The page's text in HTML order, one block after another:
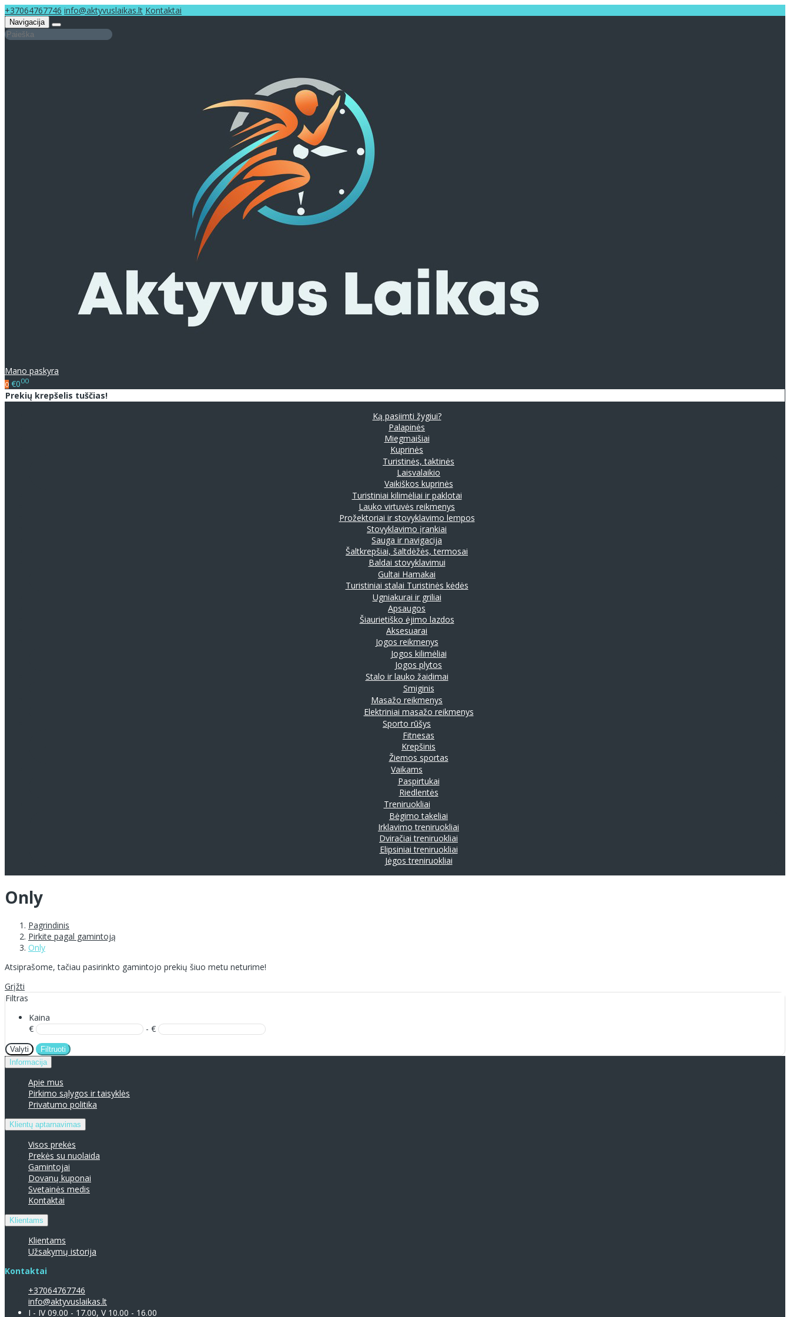
+37064767746 info@aktyvuslaikas.lt Kontaktai
Navigacija
Mano paskyra
0 €000
Prekių krepšelis tuščias!
Ką pasiimti žygiui?
Palapinės
Miegmaišiai
Kuprinės
Turistinės, taktinės
Laisvalaikio
Vaikiškos kuprinės
Turistiniai kilimėliai ir paklotai
Lauko virtuvės reikmenys
Prožektoriai ir stovyklavimo lempos
Stovyklavimo įrankiai
Sauga ir navigacija
Šaltkrepšiai, šaltdėžės, termosai
Baldai stovyklavimui
Gultai Hamakai
Turistiniai stalai Turistinės kėdės
Ugniakurai ir griliai
Apsaugos
Šiaurietiško ėjimo lazdos
Aksesuarai
Jogos reikmenys
Jogos kilimėliai
Jogos plytos
Stalo ir lauko žaidimai
Smiginis
Masažo reikmenys
Elektriniai masažo reikmenys
Sporto rūšys
Fitnesas
Krepšinis
Žiemos sportas
Vaikams
Paspirtukai
Riedlentės
Treniruokliai
Bėgimo takeliai
Irklavimo treniruokliai
Dviračiai treniruokliai
Elipsiniai treniruokliai
Jėgos treniruokliai
Only
Pagrindinis
Pirkite pagal gamintoją
Only
Atsiprašome, tačiau pasirinkto gamintojo prekių šiuo metu neturime!
Grįžti
Filtras
Kaina
€
- €
Valyti
Filtruoti
Informacija
Apie mus
Pirkimo sąlygos ir taisyklės
Privatumo politika
Klientų aptarnavimas
Visos prekės
Prekės su nuolaida
Gamintojai
Dovanų kuponai
Svetainės medis
Kontaktai
Klientams
Klientams
Užsakymų istorija
Kontaktai
+37064767746
info@aktyvuslaikas.lt
I - IV 09.00 - 17.00, V 10.00 - 16.00